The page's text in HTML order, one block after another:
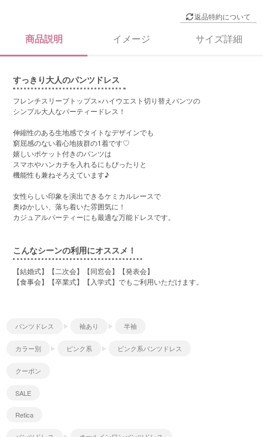
返品特約について
商品説明 イメージ サイズ詳細
すっきり大人のパンツドレス
フレンチスリーブトップス×ハイウエスト切り替えパンツの
シンプル大人なパーティードレス！
伸縮性のある生地感でタイトなデザインでも
窮屈感のない着心地抜群の1着です♡
嬉しいポケット付きのパンツは
スマホやハンカチを入れるにもぴったりと
機能性も兼ねそろえています♪
女性らしい印象を演出できるケミカルレースで
奥ゆかしい、落ち着いた雰囲気に！
カジュアルパーティーにも最適な万能ドレスです。
こんなシーンの利用にオススメ！
【結婚式】【二次会】【同窓会】【発表会】
【食事会】【卒業式】【入学式】でもご利用いただけます。
パンツドレス 袖あり 半袖
カラー別 ピンク系 ピンク系パンツドレス
クーポン
SALE
Retica